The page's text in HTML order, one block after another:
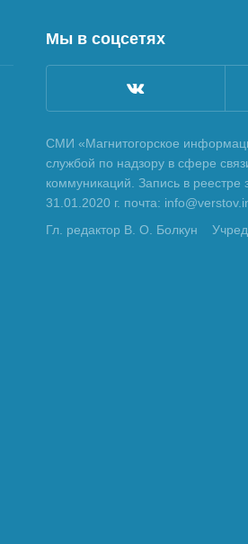
Мы в соцсетях
СМИ «Магнитогорское
службой по надзору в сфере
коммуникаций. Запись в
31.01.2020 г. почта:
Гл. редактор В. О. Болкун